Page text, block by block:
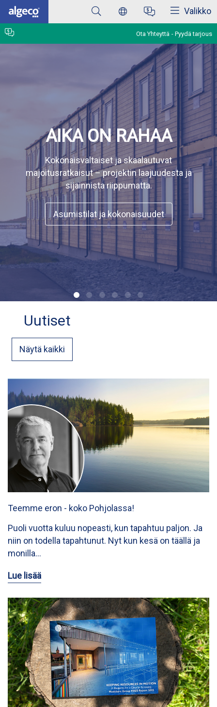
Skip
main
content
Valikko
Ota Yhteyttä Pyydä tarjous
AIKA ON RAHAA
Kokonaisvaltaiset ja skaalautuvat
majoitusratkaisut – projektin laajuudesta ja
sijainnista riippumatta.
Asumistilat ja kokonaisuudet
Uutiset
Näytä kaikki
Teemme eron - koko Pohjolassa!
Puoli vuotta kuluu nopeasti, kun tapahtuu paljon. Ja
niin on todella tapahtunut. Nyt kun kesä on täällä ja
monilla…
Lue lisää